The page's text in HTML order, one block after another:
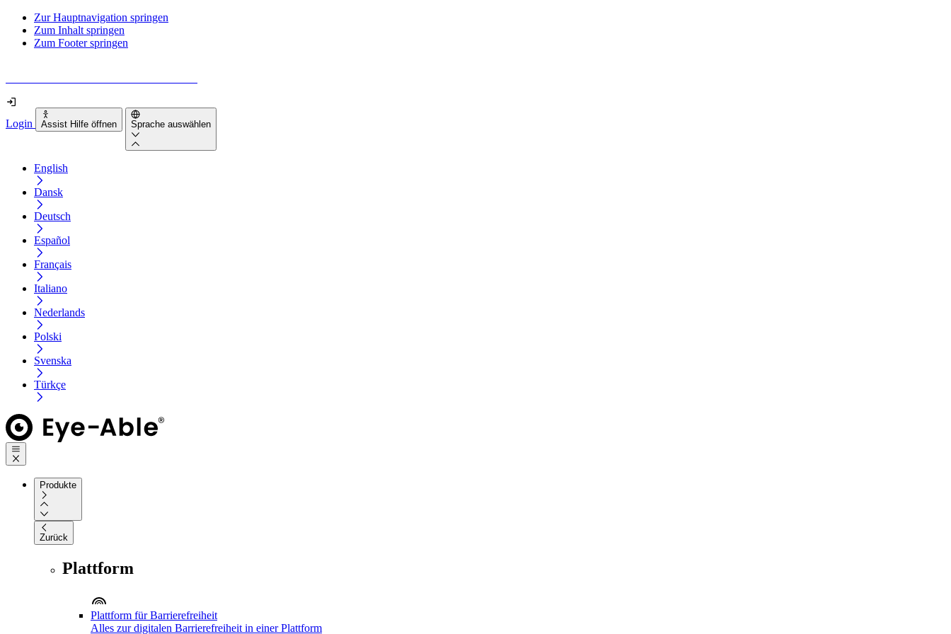
Zur Hauptnavigation springen
Zum Inhalt springen
Zum Footer springen
Login Assist Hilfe öffnen Sprache auswählen
English
Dansk
Deutsch
Español
Français
Italiano
Nederlands
Polski
Svenska
Türkçe
Produkte
Zurück
Plattform
Plattform für Barrierefreiheit
Alles zur digitalen Barrierefreiheit in einer Plattform